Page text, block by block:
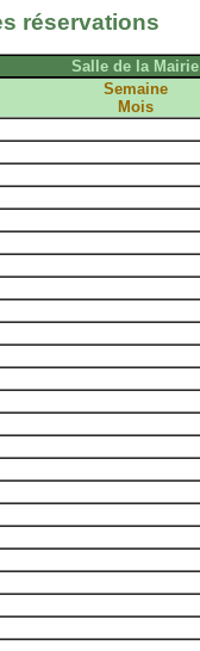
réservations
Salle de la Mairie
Semaine
Mois